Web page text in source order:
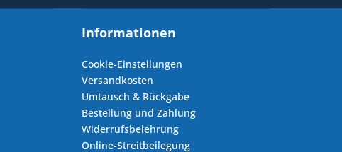
Informationen
Cookie-Einstellungen
Versandkosten
Umtausch & Rückgabe
Bestellung und Zahlung
Widerrufsbelehrung
Online-Streitbeilegung